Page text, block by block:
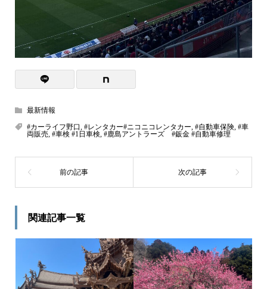
最新情報
#カーライフ野口, #レンタカー#ニコニコレンタカー, #自動車保険, #車
両販売, #車検 #1日車検, #鹿島アントラーズ #鈑金 #自動車修理
関連記事一覧